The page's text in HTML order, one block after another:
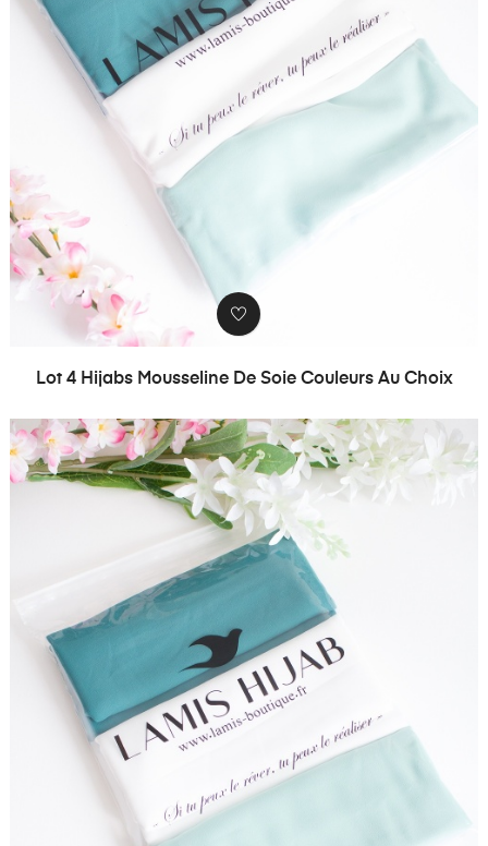
Lot 4 Hijabs Mousseline De Soie Couleurs Au Choix